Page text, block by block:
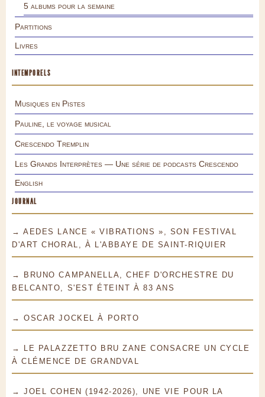
5 albums pour la semaine
Partitions
Livres
INTEMPORELS
Musiques en Pistes
Pauline, le voyage musical
Crescendo Tremplin
Les Grands Interprètes — Une série de podcasts Crescendo
English
JOURNAL
→ AEDES LANCE « VIBRATIONS », SON FESTIVAL
D'ART CHORAL, À L'ABBAYE DE SAINT-RIQUIER
→ BRUNO CAMPANELLA, CHEF D'ORCHESTRE DU
BELCANTO, S'EST ÉTEINT À 83 ANS
→ OSCAR JOCKEL À PORTO
→ LE PALAZZETTO BRU ZANE CONSACRE UN CYCLE
À CLÉMENCE DE GRANDVAL
→ JOEL COHEN (1942-2026), UNE VIE POUR LA